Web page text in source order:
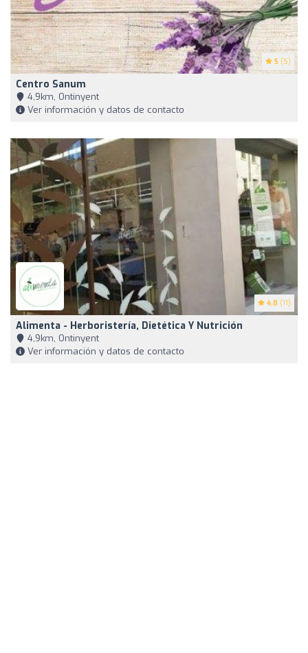
5 (5)
Centro Sanum
4,9km, Ontinyent
Ver información y datos de contacto
4.8 (11)
Alimenta - Herboristería, Dietética Y Nutrición
4,9km, Ontinyent
Ver información y datos de contacto